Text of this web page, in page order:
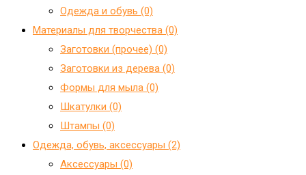
Одежда и обувь (0)
Материалы для творчества (0)
Заготовки (прочее) (0)
Заготовки из дерева (0)
Формы для мыла (0)
Шкатулки (0)
Штампы (0)
Одежда, обувь, аксессуары (2)
Аксессуары (0)